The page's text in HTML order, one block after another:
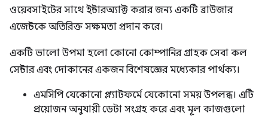
ওয়েবসাইটের সাথে ইন্টারঅ্যাক্ট করার জন্য একটি ব্রাউজার
এজেন্টকে অতিরিক্ত সক্ষমতা প্রদান করে।
একটি ভালো উপমা হলো কোনো কোম্পানির গ্রাহক সেবা কল
সেন্টার এবং দোকানের একজন বিশেষজ্ঞের মধ্যেকার পার্থক্য।
এমসিপি যেকোনো প্ল্যাটফর্মে যেকোনো সময় উপলব্ধ। এটি
প্রয়োজন অনুযায়ী ডেটা সংগ্রহ করে এবং মূল কাজগুলো